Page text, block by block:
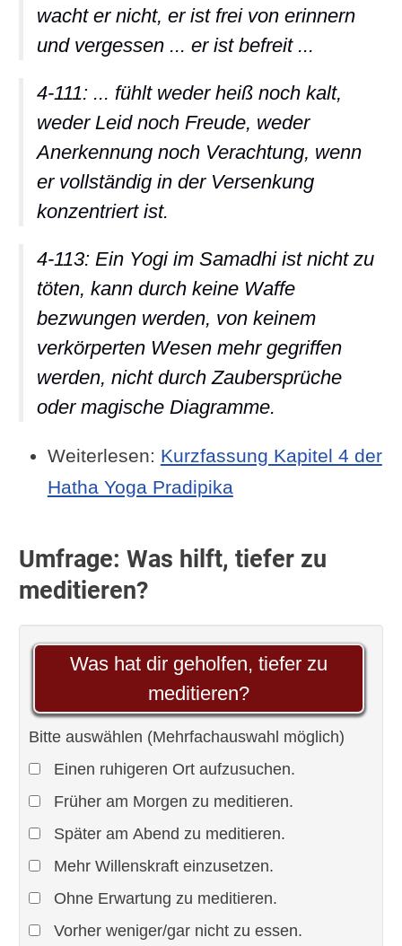
wacht er nicht, er ist frei von erinnern
und vergessen ... er ist befreit ...
4-111: ... fühlt weder heiß noch kalt,
weder Leid noch Freude, weder
Anerkennung noch Verachtung, wenn
er vollständig in der Versenkung
konzentriert ist.
4-113: Ein Yogi im Samadhi ist nicht zu
töten, kann durch keine Waffe
bezwungen werden, von keinem
verkörperten Wesen mehr gegriffen
werden, nicht durch Zaubersprüche
oder magische Diagramme.
Weiterlesen: Kurzfassung Kapitel 4 der
Hatha Yoga Pradipika
Umfrage: Was hilft, tiefer zu
meditieren?
Was hat dir geholfen, tiefer zu
meditieren?
Bitte auswählen (Mehrfachauswahl möglich)
Einen ruhigeren Ort aufzusuchen.
Früher am Morgen zu meditieren.
Später am Abend zu meditieren.
Mehr Willenskraft einzusetzen.
Ohne Erwartung zu meditieren.
Vorher weniger/gar nicht zu essen.